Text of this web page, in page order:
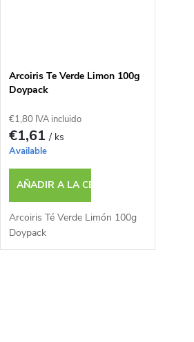
Arcoiris Te Verde Limon 100g
Doypack
€1,80 IVA incluido
€1,61/ ks
Available
AÑADIR A LA CESTA
Arcoiris Té Verde Limón 100g
Doypack